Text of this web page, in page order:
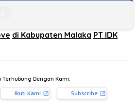
di Kabupaten Malaka PT IDK
Terhubung Dengan Kami:
Ikuti Kami Subscribe